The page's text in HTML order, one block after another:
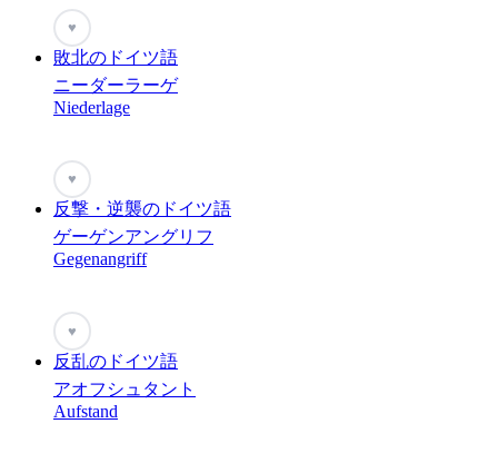
♥
敗北のドイツ語
ニーダーラーゲ
Niederlage
♥
反撃・逆襲のドイツ語
ゲーゲンアングリフ
Gegenangriff
♥
反乱のドイツ語
アオフシュタント
Aufstand